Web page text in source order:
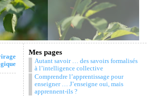
Mes pages
Autant savoir … des savoirs formalisés
à l’intelligence collective
Comprendre l’apprentissage pour
enseigner … J’enseigne oui, mais
apprennent-ils ?